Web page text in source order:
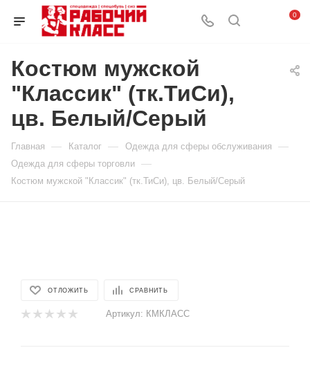
0
Костюм мужской
"Классик" (тк.ТиСи),
цв. Белый/Серый
Главная — Каталог — Одежда для сферы обслуживания —
Одежда для сферы торговли —
Костюм мужской "Классик" (тк.ТиСи), цв. Белый/Серый
ОТЛОЖИТЬ СРАВНИТЬ
Артикул: КМКЛАСС